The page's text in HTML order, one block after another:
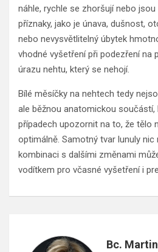
náhle, rychle se zhoršují nebo
příznaky, jako je únava, dušnost,
nebo nevysvětlitelný úbytek
vhodné vyšetření při podezření na
úrazu nehtu, který se nehojí.
Bílé měsíčky na nehtech tedy
ale běžnou anatomickou součástí,
případech upozornit na to, že tělo
optimálně. Samotný tvar lunuly nic
kombinaci s dalšími změnami
vodítkem pro včasné vyšetření i
Bc.